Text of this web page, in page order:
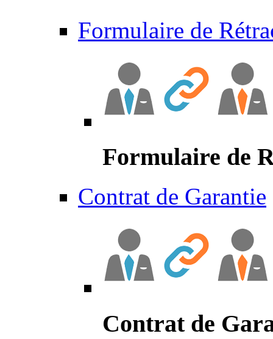
Formulaire de
Formulaire de
Contrat de Garantie
Contrat de